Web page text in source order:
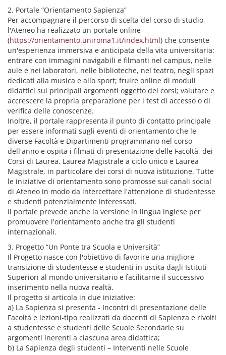
2. Portale “Orientamento Sapienza”
Per accompagnare il percorso di scelta del corso di studio,
l'Ateneo ha realizzato un portale online
(https://orientamento.uniroma1.it/index.html) che consente
un'esperienza immersiva e anticipata della vita universitaria:
entrare con immagini navigabili e filmanti nel campus, nelle
aule e nei laboratori, nelle biblioteche, nel teatro, negli spazi
dedicati alla musica e allo sport; fruire online di moduli
didattici sui principali argomenti oggetto dei corsi; valutare e
accrescere la propria preparazione per i test di accesso o di
verifica delle conoscenze.
Inoltre, il portale rappresenta il punto di contatto principale
per essere informati sugli eventi di orientamento che le
diverse Facoltà e Dipartimenti programmano nel corso
dell'anno e ospita i filmati di presentazione delle Facoltà, dei
Corsi di Laurea, Laurea Magistrale a ciclo unico e Laurea
Magistrale, in particolare dei corsi di nuova istituzione. Tutte
le iniziative di orientamento sono promosse sui canali social
di Ateneo in modo da intercettare l'attenzione di studentesse
e studenti potenzialmente interessati.
Il portale prevede anche la versione in lingua inglese per
promuovere l'orientamento anche tra gli studenti
internazionali.
3. Progetto “Un Ponte tra Scuola e Università”
Il Progetto nasce con l'obiettivo di favorire una migliore
transizione di studentesse e studenti in uscita dagli Istituti
Superiori al mondo universitario e facilitarne il successivo
inserimento nella nuova realtà.
Il progetto si articola in due iniziative:
a) La Sapienza si presenta - Incontri di presentazione delle
Facoltà e lezioni-tipo realizzati da docenti di Sapienza e rivolti
a studentesse e studenti delle Scuole Secondarie su
argomenti inerenti a ciascuna area didattica;
b) La Sapienza degli studenti – Interventi nelle Scuole